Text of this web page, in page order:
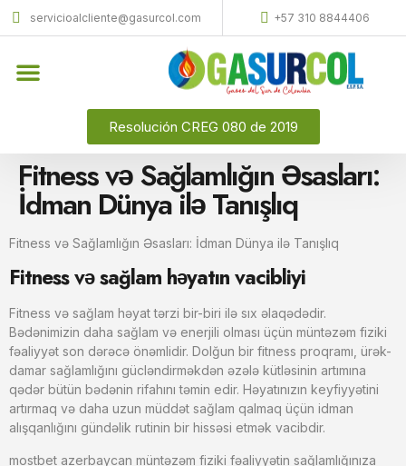
servicioalcliente@gasurcol.com +57 310 8844406
Resolución CREG 080 de 2019
Fitness və Sağlamlığın Əsasları:
İdman Dünya ilə Tanışlıq
Fitness və Sağlamlığın Əsasları: İdman Dünya ilə Tanışlıq
Fitness və sağlam həyatın vacibliyi
Fitness və sağlam həyat tərzi bir-biri ilə sıx əlaqədədir.
Bədənimizin daha sağlam və enerjili olması üçün müntəzəm fiziki
fəaliyyət son dərəcə önəmlidir. Dolğun bir fitness proqramı, ürək-
damar sağlamlığını gücləndirməkdən əzələ kütləsinin artımına
qədər bütün bədənin rifahını təmin edir. Həyatınızın keyfiyyətini
artırmaq və daha uzun müddət sağlam qalmaq üçün idman
alışqanlığını gündəlik rutinin bir hissəsi etmək vacibdir.
mostbet azerbaycan müntəzəm fiziki fəaliyyətin sağlamlığınıza